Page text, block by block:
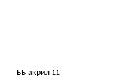
ББ акрил 11